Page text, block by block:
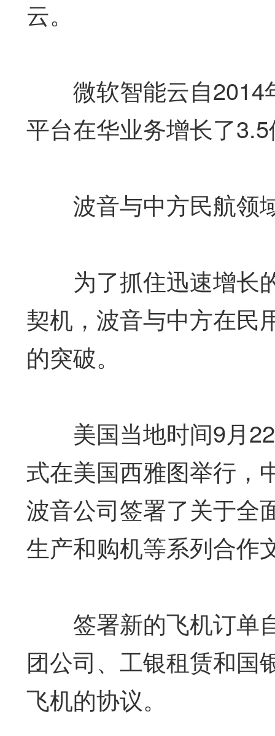
云。
微软智能云自2014
平台在华业务增长了
波音与中方民航领
为了抓住迅速增长
契机，波音与中方在民
的突破。
美国当地时间9月22
式在美国西雅图举行，
波音公司签署了关于全
生产和购机等系列合作
签署新的飞机订单
团公司、工银租赁和国
飞机的协议。